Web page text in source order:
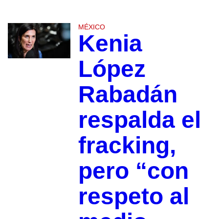
MÉXICO
Kenia
López
Rabadán
respalda el
fracking,
pero “con
respeto al